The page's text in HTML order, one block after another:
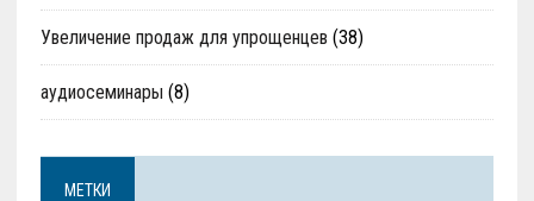
Увеличение продаж для упрощенцев (38)
аудиосеминары (8)
МЕТКИ